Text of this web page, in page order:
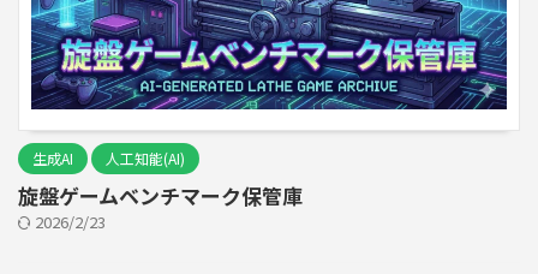
生成AI 人工知能(AI)
旋盤ゲームベンチマーク保管庫
2026/2/23